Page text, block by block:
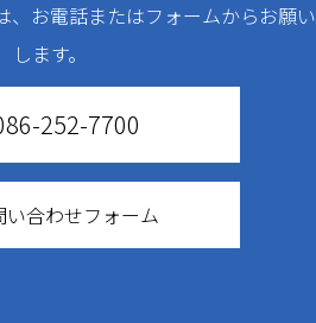
、お電話またはフォームからお願い
します。
252-7700
い合わせフォーム